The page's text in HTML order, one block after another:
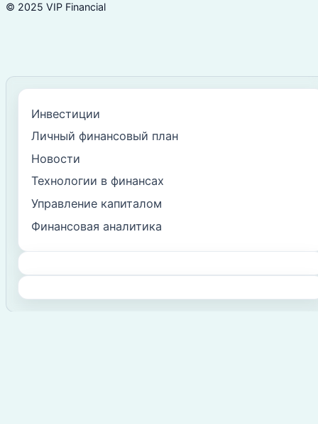
© 2025 VIP Financial
Инвестиции
Личный финансовый план
Новости
Технологии в финансах
Управление капиталом
Финансовая аналитика